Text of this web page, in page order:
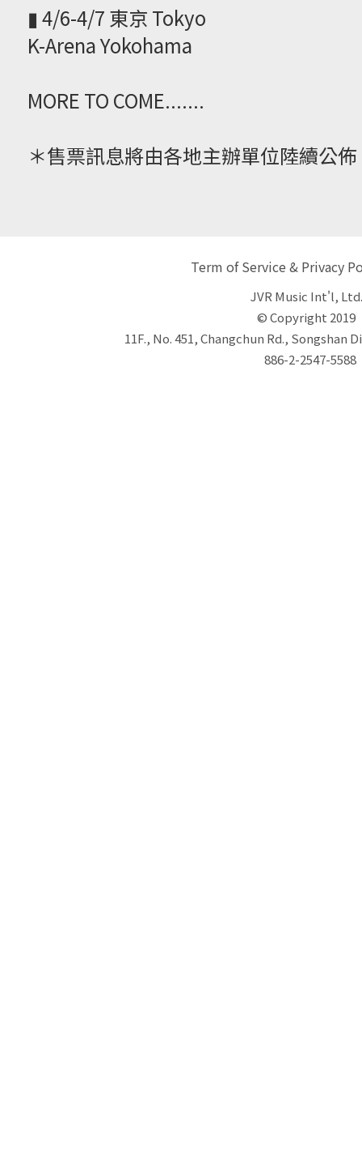
▮ 4/6-4/7 東京 Tokyo
K-Arena Yokohama
MORE TO COME.......
＊售票訊息將由各地主辦單位陸續公佈
Term of Service & Privacy
JVR Music Int'l, Ltd.
© Copyright 2019
11F., No. 451, Changchun Rd., Songshan
886-2-2547-5588